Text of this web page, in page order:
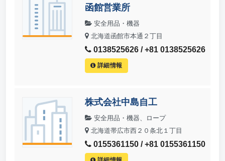
函館営業所
安全用品・機器
北海道函館市本通２丁目
0138525626 / +81 0138525626
詳細情報
株式会社中島自工
安全用品・機器、ロープ
北海道帯広市西２０条北１丁目
0155361150 / +81 0155361150